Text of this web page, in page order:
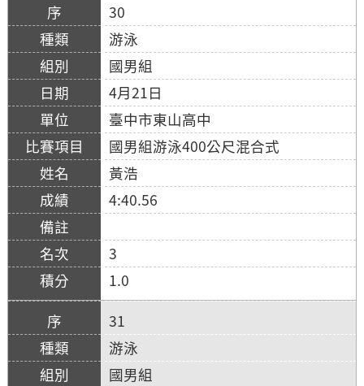
30
游泳
國男組
4月21日
臺中市東山高中
國男組游泳400公尺混合式
黃浩
4:40.56
3
1.0
31
游泳
國男組